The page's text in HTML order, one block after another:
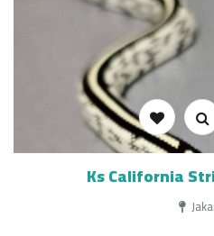
Ks California